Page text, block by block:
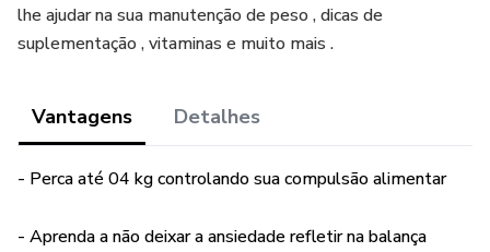
lhe ajudar na sua manutenção de peso , dicas de
suplementação , vitaminas e muito mais .
Vantagens Detalhes
- Perca até 04 kg controlando sua compulsão alimentar
- Aprenda a não deixar a ansiedade refletir na balança